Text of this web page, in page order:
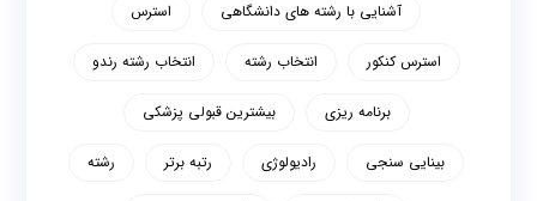
آشنایی با رشته های دانشگاهی استرس
استرس کنکور انتخاب رشته انتخاب رشته رندو
برنامه ریزی بیشترین قبولی پزشکی
بینایی سنجی رادیولوژی رتبه برتر رشته